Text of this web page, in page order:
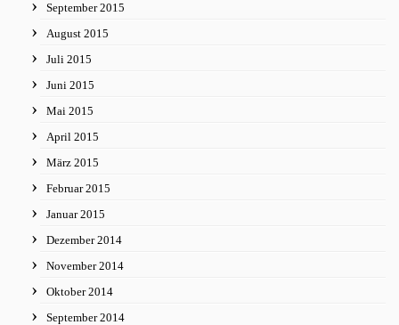
September 2015
August 2015
Juli 2015
Juni 2015
Mai 2015
April 2015
März 2015
Februar 2015
Januar 2015
Dezember 2014
November 2014
Oktober 2014
September 2014